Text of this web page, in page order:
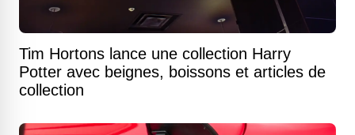
Tim Hortons lance une collection Harry
Potter avec beignes, boissons et articles de
collection